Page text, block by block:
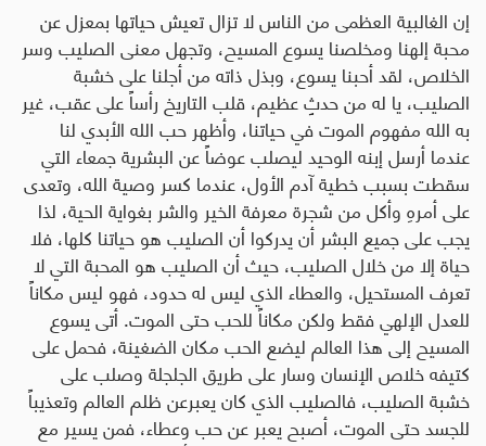
إن الغالبية العظمى من الناس لا تزال تعيش حياتها بمعزل عن
محبة إلهنا ومخلصنا يسوع المسيح، وتجهل معنى الصليب وسر
الخلاص، لقد أحبنا يسوع، وبذل ذاته من أجلنا على خشبة
الصليب، يا له من حدثٍ عظيم، قلب التاريخ رأساً على عقب، غير
به الله مفهوم الموت في حياتنا، وأظهر حب الله الأبدي لنا
عندما أرسل إبنه الوحيد ليصلب عوضاً عن البشرية جمعاء التي
سقطت بسبب خطية آدم الأول، عندما كسر وصية الله، وتعدى
على أمرهِ وأكل من شجرة معرفة الخير والشر بغواية الحية، لذا
يجب على جميع البشر أن يدركوا أن الصليب هو حياتنا كلها، فلا
حياة إلا من خلال الصليب، حيث أن الصليب هو المحبة التي لا
تعرف المستحيل، والعطاء الذي ليس له حدود، فهو ليس مكاناً
للعدل الإلهي فقط ولكن مكاناً للحب حتى الموت. أتى يسوع
المسيح إلى هذا العالم ليضع الحب مكان الضغينة، فحمل على
كتيفه خلاص الإنسان وسار على طريق الجلجلة وصلب على
خشبة الصليب، فالصليب الذي كان يعبرعن ظلم العالم وتعذيباً
للجسد حتى الموت، أصبح يعبر عن حب وعطاء، فمن يسير مع